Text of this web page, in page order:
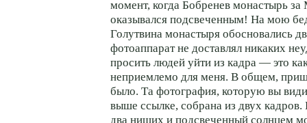
момент, когда Бобренев монастырь
оказывался подсвеченным! На мою
Голутвина монастыря обосновались
фотоаппарат не доставлял никаких
просить людей уйти из кадра — это
неприемлемо для меня. В общем,
было. Та фотография, которую вы
выше ссылке, собрана из двух
два нищих и подсвеченный солнцем